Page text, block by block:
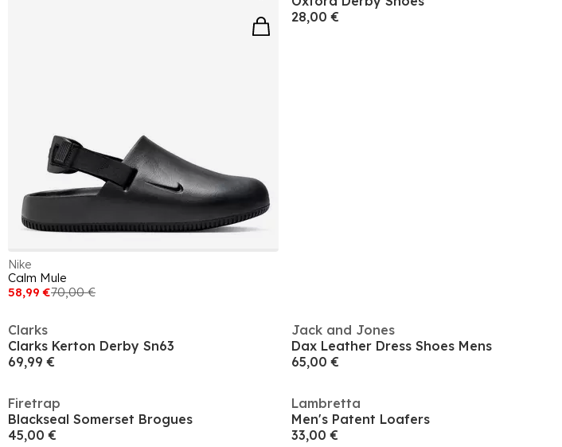
Nike
Calm Mule
58,99 €70,00 €
28,00 €
Clarks
Clarks Kerton Derby Sn63
69,99 €
Jack and Jones
Dax Leather Dress Shoes Mens
65,00 €
Firetrap
Blackseal Somerset Brogues
45,00 €
Lambretta
Men's Patent Loafers
33,00 €